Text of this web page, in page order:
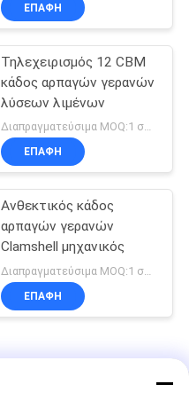
ΕΠΑΦΉ
Τηλεχειρισμός 12 CBM
κάδος αρπαγών γερανών
λύσεων λιμένων
Διαπραγματεύσιμα MOQ:1 σύνολο
ΕΠΑΦΉ
Ανθεκτικός κάδος
αρπαγών γερανών
Clamshell μηχανικός
Διαπραγματεύσιμα MOQ:1 σύνολο
ΕΠΑΦΉ